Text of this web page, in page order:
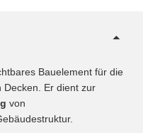
Bauelement für die
Er dient zur
von